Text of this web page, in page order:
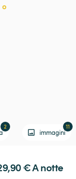
immagini
11
2
€ A notte